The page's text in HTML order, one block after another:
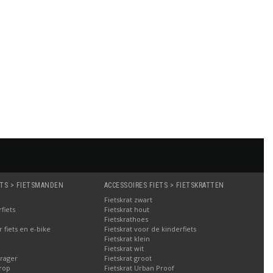
> FIETSMANDEN
fiets en e-bike
ACCESSOIRES FIETS > FIETSKRATTEN
Fietskrat zwart
Fietskrat hout
Fietskrathoes
Fietskrat voor de kinderfiets
Fietskrat klein
Fietskrat wit
Fietskrat groot
Fietskrat Urban Proof